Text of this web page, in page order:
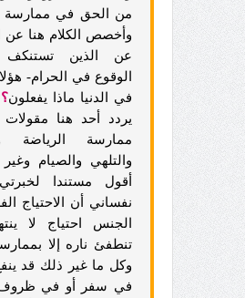
من الحق في ممارسة
وأخصص الكلام هنا عن
عن الذين تستنكف
الوقوع في الحرام-
في الدنيا ماذا يفعلون؟
يردد أحد هنا
ممارسة الرياضة
والتلهي والصيام
أقول مستندا
نفساني أن الاحتياج
الجنس احتياج لا
تنطفئ ناره إلا
وكل ما غير ذلك قد
في سفر أو في